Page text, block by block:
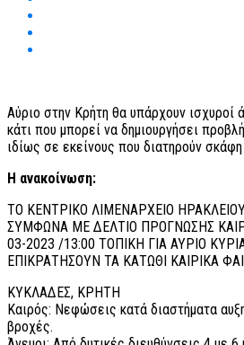
Αύριο στην Κρήτη θα υπάρχουν ισχυροί
κάτι που μπορεί να δημιουργήσει
ιδίως σε εκείνους που διατηρούν σκάφη
Η ανακοίνωση:
ΤΟ ΚΕΝΤΡΙΚΟ ΛΙΜΕΝΑΡΧΕΙΟ
ΣΥΜΦΩΝΑ ΜΕ ΔΕΛΤΙΟ ΠΡΟΓΝΩΣΗΣ
03-2023 /13:00 ΤΟΠΙΚΗ ΓΙΑ ΑΥΡΙΟ
ΕΠΙΚΡΑΤΗΣΟΥΝ ΤΑ ΚΑΤΩΘΙ ΚΑΙΡΙΚΑ
ΚΥΚΛΑΔΕΣ, ΚΡΗΤΗ
Καιρός: Νεφώσεις κατά διαστήματα
βροχές.